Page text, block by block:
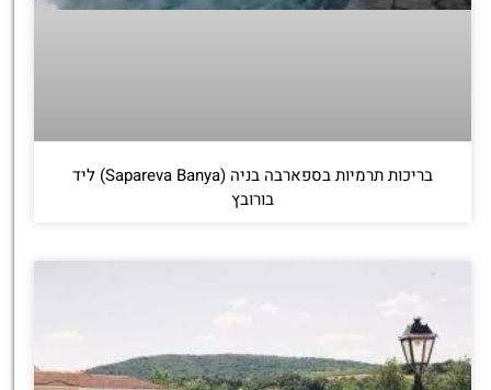
בריכות תרמיות בספארבה בניה (Sapareva Banya) ליד
בורובץ